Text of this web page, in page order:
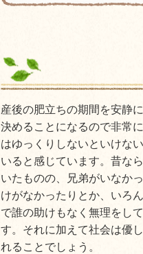
産後の肥立ちの期間を安静
決めることになるので非常
はゆっくりしないといけな
いると感じています。昔な
いたものの、兄弟がいなか
けがなかったりとか、いろ
で誰の助けもなく無理をし
す。それに加えて社会は優
れることでしょう。